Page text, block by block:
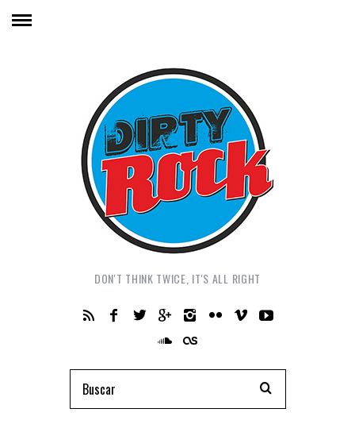
DON'T THINK TWICE, IT'S ALL RIGHT